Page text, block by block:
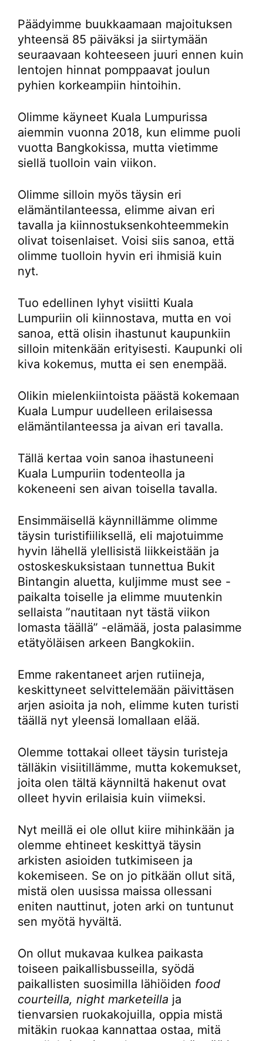
Päädyimme buukkaamaan majoituksen
yhteensä 85 päiväksi ja siirtymään
seuraavaan kohteeseen juuri ennen kuin
lentojen hinnat pomppaavat joulun
pyhien korkeampiin hintoihin.
Olimme käyneet Kuala Lumpurissa
aiemmin vuonna 2018, kun elimme puoli
vuotta Bangkokissa, mutta vietimme
siellä tuolloin vain viikon.
Olimme silloin myös täysin eri
elämäntilanteessa, elimme aivan eri
tavalla ja kiinnostuksenkohteemmekin
olivat toisenlaiset. Voisi siis sanoa, että
olimme tuolloin hyvin eri ihmisiä kuin
nyt.
Tuo edellinen lyhyt visiitti Kuala
Lumpuriin oli kiinnostava, mutta en voi
sanoa, että olisin ihastunut kaupunkiin
silloin mitenkään erityisesti. Kaupunki oli
kiva kokemus, mutta ei sen enempää.
Olikin mielenkiintoista päästä kokemaan
Kuala Lumpur uudelleen erilaisessa
elämäntilanteessa ja aivan eri tavalla.
Tällä kertaa voin sanoa ihastuneeni
Kuala Lumpuriin todenteolla ja
kokeneeni sen aivan toisella tavalla.
Ensimmäisellä käynnillämme olimme
täysin turistifiiliksellä, eli majotuimme
hyvin lähellä ylellisistä liikkeistään ja
ostoskeskuksistaan tunnettua Bukit
Bintangin aluetta, kuljimme must see -
paikalta toiselle ja elimme muutenkin
sellaista ”nautitaan nyt tästä viikon
lomasta täällä” -elämää, josta palasimme
etätyöläisen arkeen Bangkokiin.
Emme rakentaneet arjen rutiineja,
keskittyneet selvittelemään päivittäsen
arjen asioita ja noh, elimme kuten turisti
täällä nyt yleensä lomallaan elää.
Olemme tottakai olleet täysin turisteja
tälläkin visiitillämme, mutta kokemukset,
joita olen tältä käynniltä hakenut ovat
olleet hyvin erilaisia kuin viimeksi.
Nyt meillä ei ole ollut kiire mihinkään ja
olemme ehtineet keskittyä täysin
arkisten asioiden tutkimiseen ja
kokemiseen. Se on jo pitkään ollut sitä,
mistä olen uusissa maissa ollessani
eniten nauttinut, joten arki on tuntunut
sen myötä hyvältä.
On ollut mukavaa kulkea paikasta
toiseen paikallisbusseilla, syödä
paikallisten suosimilla lähiöiden food
courteilla, night marketeilla ja
tienvarsien ruokakojuilla, oppia mistä
mitäkin ruokaa kannattaa ostaa, mitä